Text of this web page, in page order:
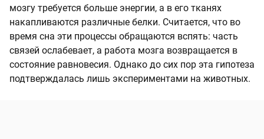
мозгу требуется больше энергии, а в его тканях
накапливаются различные белки. Считается, что во
время сна эти процессы обращаются вспять: часть
связей ослабевает, а работа мозга возвращается в
состояние равновесия. Однако до сих пор эта гипотеза
подтверждалась лишь экспериментами на животных.